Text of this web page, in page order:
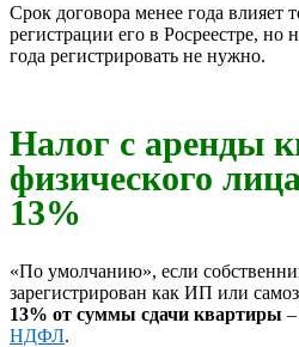
Срок договора менее года влияет
регистрации его в Росреестре, но
года регистрировать не нужно.
Налог с аренды
физического
13%
«По умолчанию», если
зарегистрирован как ИП или
13% от суммы сдачи квартиры
НДФЛ.